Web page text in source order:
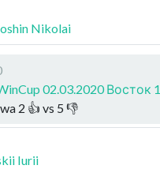
Nikolai
02.03.2020 Восток 1
2 👍 vs 5 👎
Iurii